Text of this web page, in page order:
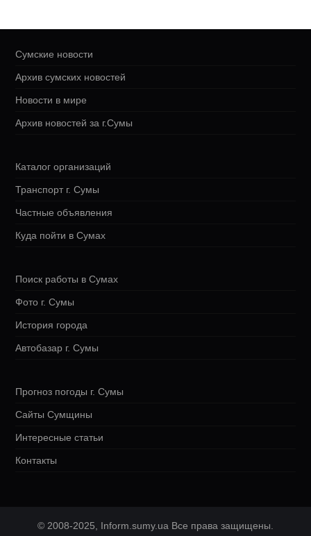
Сумские новости
Архив сумских новостей
Новости в мире
Архив новостей за г.Сумы
Каталог организаций
Транспорт г. Сумы
Частные объявления
Куда пойти в Сумах
Поиск работы в Сумах
Фото г. Сумы
История города
Автобазар г. Сумы
Прогноз погоды г. Сумы
Сайты Сумщины
Интересные статьи
Контакты
© 2008-2025, Inform.sumy.ua Все права защищены.